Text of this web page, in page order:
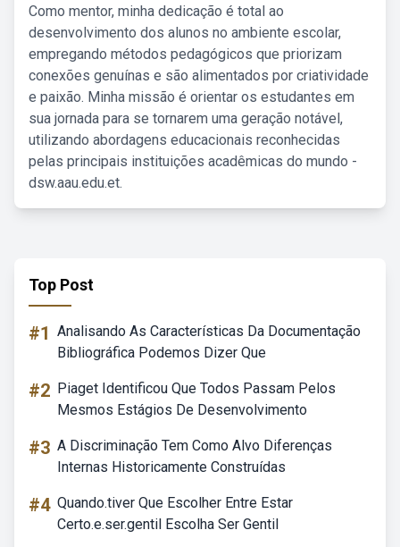
Como mentor, minha dedicação é total ao
desenvolvimento dos alunos no ambiente escolar,
empregando métodos pedagógicos que priorizam
conexões genuínas e são alimentados por criatividade
e paixão. Minha missão é orientar os estudantes em
sua jornada para se tornarem uma geração notável,
utilizando abordagens educacionais reconhecidas
pelas principais instituições acadêmicas do mundo -
dsw.aau.edu.et.
Top Post
#1 Analisando As Características Da Documentação
Bibliográfica Podemos Dizer Que
#2 Piaget Identificou Que Todos Passam Pelos
Mesmos Estágios De Desenvolvimento
#3 A Discriminação Tem Como Alvo Diferenças
Internas Historicamente Construídas
#4 Quando.tiver Que Escolher Entre Estar
Certo.e.ser.gentil Escolha Ser Gentil